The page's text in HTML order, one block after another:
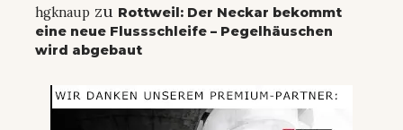
hgknaup zu Rottweil: Der Neckar bekommt
eine neue Flussschleife – Pegelhäuschen
wird abgebaut